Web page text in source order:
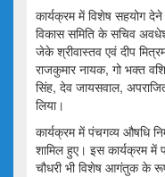
कार्यक्रम में विशेष सहयोग देने
विकास समिति के सचिव
जेके श्रीवास्तव एवं दीप
राजकुमार नायक, गो भक्त
सिंह, देव जायसवाल,
लिया।
कार्यक्रम में पंचगव्य औषधि
शामिल हुए। इस कार्यक्रम में
चौधरी भी विशेष आगंतुक के